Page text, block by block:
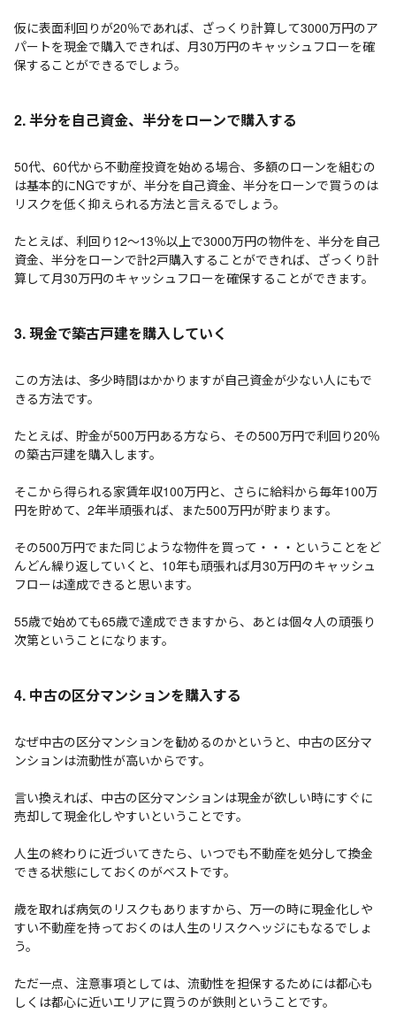
仮に表面利回りが20％であれば、ざっくり計算して3000万円のア
パートを現金で購入できれば、月30万円のキャッシュフローを確
保することができるでしょう。
2. 半分を自己資金、半分をローンで購入する
50代、60代から不動産投資を始める場合、多額のローンを組むの
は基本的にNGですが、半分を自己資金、半分をローンで買うのは
リスクを低く抑えられる方法と言えるでしょう。
たとえば、利回り12～13％以上で3000万円の物件を、半分を自己
資金、半分をローンで計2戸購入することができれば、ざっくり計
算して月30万円のキャッシュフローを確保することができます。
3. 現金で築古戸建を購入していく
この方法は、多少時間はかかりますが自己資金が少ない人にもで
きる方法です。
たとえば、貯金が500万円ある方なら、その500万円で利回り20％
の築古戸建を購入します。
そこから得られる家賃年収100万円と、さらに給料から毎年100万
円を貯めて、2年半頑張れば、また500万円が貯まります。
その500万円でまた同じような物件を買って・・・ということをど
んどん繰り返していくと、10年も頑張れば月30万円のキャッシュ
フローは達成できると思います。
55歳で始めても65歳で達成できますから、あとは個々人の頑張り
次第ということになります。
4. 中古の区分マンションを購入する
なぜ中古の区分マンションを勧めるのかというと、中古の区分マ
ンションは流動性が高いからです。
言い換えれば、中古の区分マンションは現金が欲しい時にすぐに
売却して現金化しやすいということです。
人生の終わりに近づいてきたら、いつでも不動産を処分して換金
できる状態にしておくのがベストです。
歳を取れば病気のリスクもありますから、万一の時に現金化しや
すい不動産を持っておくのは人生のリスクヘッジにもなるでしょ
う。
ただ一点、注意事項としては、流動性を担保するためには都心も
しくは都心に近いエリアに買うのが鉄則ということです。